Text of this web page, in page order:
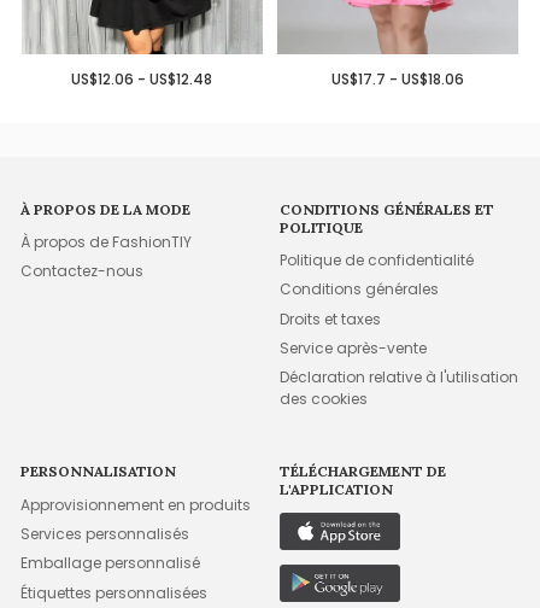
US$12.06 - US$12.48 US$17.7 - US$18.06
À PROPOS DE LA MODE
À propos de FashionTIY
Contactez-nous
CONDITIONS GÉNÉRALES ET
POLITIQUE
Politique de confidentialité
Conditions générales
Droits et taxes
Service après-vente
Déclaration relative à l'utilisation
des cookies
PERSONNALISATION
Approvisionnement en produits
Services personnalisés
Emballage personnalisé
Étiquettes personnalisées
TÉLÉCHARGEMENT DE
L'APPLICATION